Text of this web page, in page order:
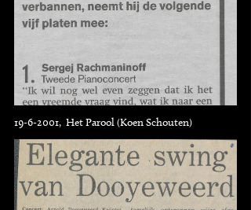
19-6-2001, Het Parool (Koen Schouten)